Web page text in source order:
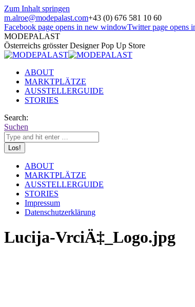
Zum Inhalt springen
m.alroe@modepalast.com+43 (0) 676 581 10 60
Facebook page opens in new windowTwitter page opens
MODEPALAST
Österreichs grösster Designer Pop Up Store
ABOUT
MARKTPLÄTZE
AUSSTELLERGUIDE
STORIES
Search:
Suchen
ABOUT
MARKTPLÄTZE
AUSSTELLERGUIDE
STORIES
Impressum
Datenschutzerklärung
Lucija-VrciÄ‡_Logo.jpg